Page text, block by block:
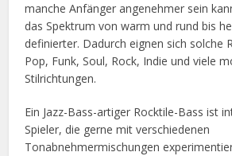
manche Anfänger angenehmer sein
das Spektrum von warm und rund bis
definierter. Dadurch eignen sich solche
Pop, Funk, Soul, Rock, Indie und viele
Stilrichtungen.
Ein Jazz-Bass-artiger Rocktile-Bass ist
Spieler, die gerne mit verschiedenen
Tonabnehmermischungen